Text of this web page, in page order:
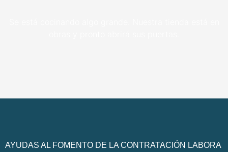
AYUDAS AL FOMENTO DE LA CONTRATACIÓN LABORA